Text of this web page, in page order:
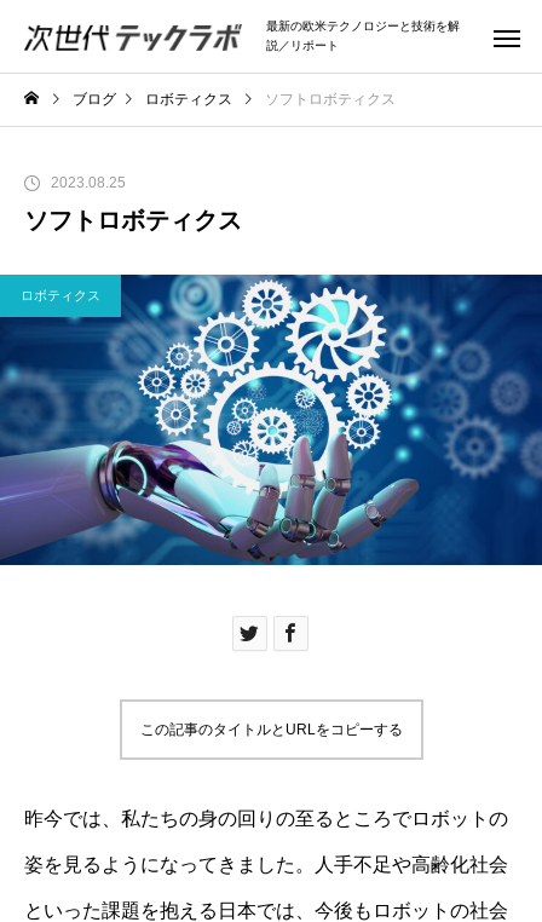
最新の欧米テクノロジーと技術を解
説／リポート
ブログ ロボティクス ソフトロボティクス
2023.08.25
ソフトロボティクス
ロボティクス
この記事のタイトルとURLをコピーする
昨今では、私たちの身の回りの至るところでロボットの
姿を見るようになってきました。人手不足や高齢化社会
といった課題を抱える日本では、今後もロボットの社会